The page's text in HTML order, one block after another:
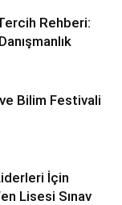
Rehberi:
Bilim Festivali
İçin
Lisesi Sınav